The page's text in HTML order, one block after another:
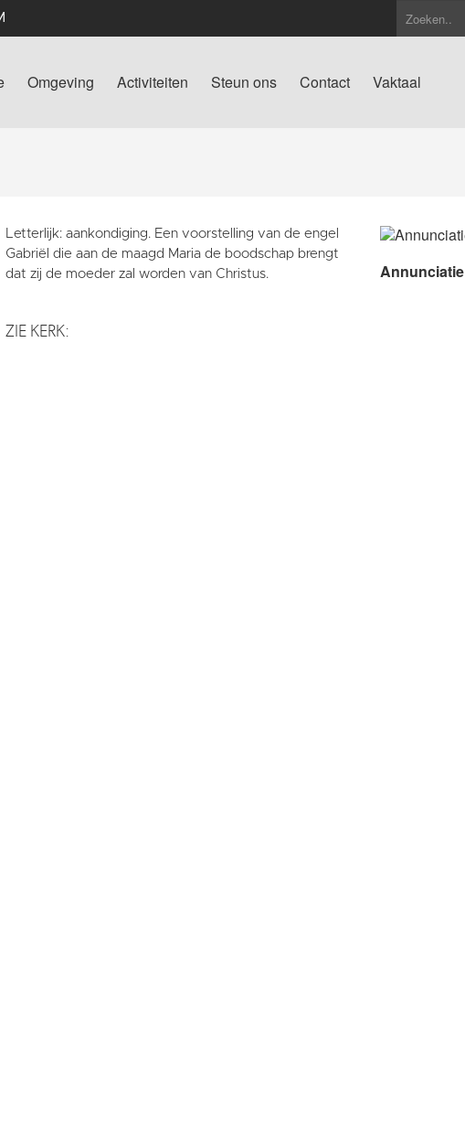
Omgeving Activiteiten Steun ons Contact Vaktaal
Letterlijk: aankondiging. Een voorstelling van de engel
Gabriël die aan de maagd Maria de boodschap brengt
dat zij de moeder zal worden van Christus.
ZIE KERK:
Annunciatie